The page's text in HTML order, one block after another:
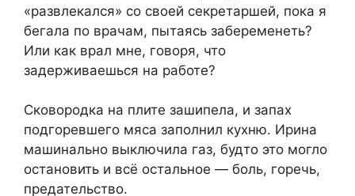
«развлекался» со своей секретаршей, пока я
бегала по врачам, пытаясь забеременеть?
Или как врал мне, говоря, что
задерживаешься на работе?
Сковородка на плите зашипела, и запах
подгоревшего мяса заполнил кухню. Ирина
машинально выключила газ, будто это могло
остановить и всё остальное — боль, горечь,
предательство.